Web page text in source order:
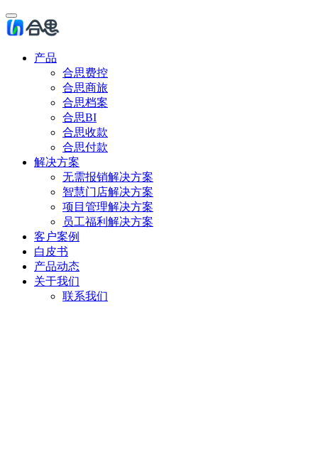
产品
合思费控
合思商旅
合思档案
合思BI
合思收款
合思付款
解决方案
无需报销解决方案
智慧门店解决方案
项目管理解决方案
员工福利解决方案
客户案例
白皮书
产品动态
关于我们
联系我们